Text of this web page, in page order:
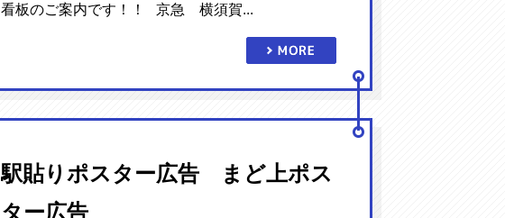
看板のご案内です！！ 京急 横須賀...
駅貼りポスター広告 まど上ポス
ター広告